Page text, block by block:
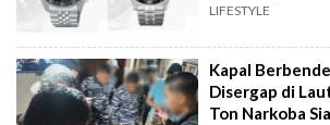
LIFESTYLE
Kapal
Disergap di
Ton Narkoba